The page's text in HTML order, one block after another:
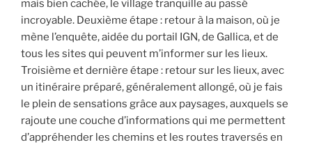
mais bien cachée, le village tranquille au passé
incroyable. Deuxième étape : retour à la maison, où je
mène l’enquête, aidée du portail IGN, de Gallica, et de
tous les sites qui peuvent m’informer sur les lieux.
Troisième et dernière étape : retour sur les lieux, avec
un itinéraire préparé, généralement allongé, où je fais
le plein de sensations grâce aux paysages, auxquels se
rajoute une couche d’informations qui me permettent
d’appréhender les chemins et les routes traversés en